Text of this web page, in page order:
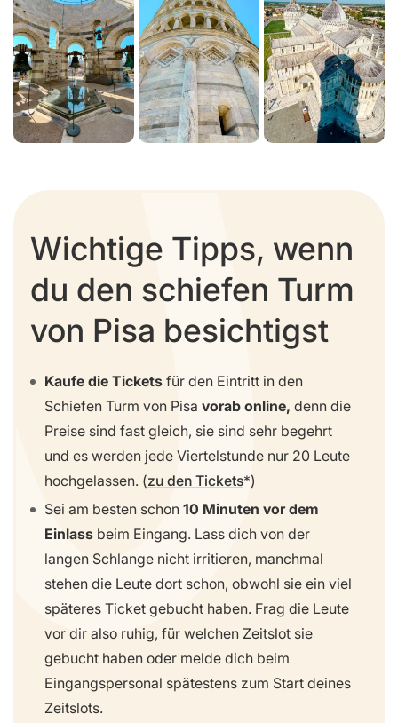
Wichtige Tipps, wenn
du den schiefen Turm
von Pisa besichtigst
Kaufe die Tickets für den Eintritt in den
Schiefen Turm von Pisa vorab online, denn die
Preise sind fast gleich, sie sind sehr begehrt
und es werden jede Viertelstunde nur 20 Leute
hochgelassen. (zu den Tickets )
Sei am besten schon 10 Minuten vor dem
Einlass beim Eingang. Lass dich von der
langen Schlange nicht irritieren, manchmal
stehen die Leute dort schon, obwohl sie ein viel
späteres Ticket gebucht haben. Frag die Leute
vor dir also ruhig, für welchen Zeitslot sie
gebucht haben oder melde dich beim
Eingangspersonal spätestens zum Start deines
Zeitslots.